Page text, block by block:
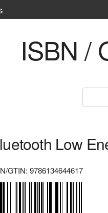
ISBN /
Low
GTIN: 9786134644617